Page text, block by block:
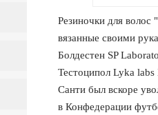
Резиночки для
вязанные своими
Болдестен SP
Тестоципол Lyka
Санти был вскоре
в Конфедерации